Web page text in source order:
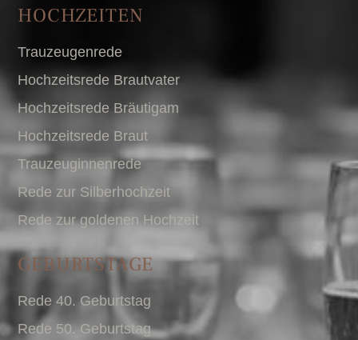
HOCHZEITEN
Trauzeugenrede
Hochzeitsrede Brautvater
Hochzeitsrede Bräutigam
Hochzeitsrede Braut
Trauzeuginnenrede
Rede zur Silberhochzeit
Rede zur goldenen Hochzeit
GEBURTSTAGE
Rede 40. Geburtstag
Rede 50. Geburtstag